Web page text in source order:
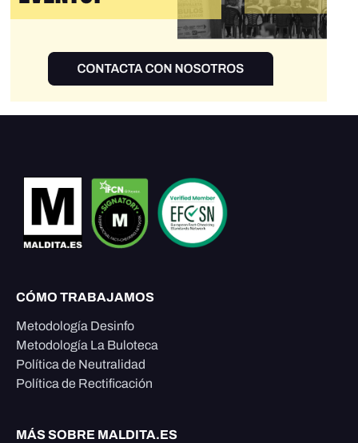
CÓMO TRABAJAMOS
Metodología Desinfo
Metodología La Buloteca
Política de Neutralidad
Política de Rectificación
MÁS SOBRE MALDITA.ES